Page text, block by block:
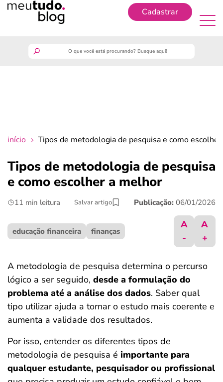
Cadastrar
crédito fácil
últimas notícias
ferramentas
início Tipos de metodologia de pesquisa e como
Tipos de metodologia de pesquisa
e como escolher a melhor
11 min leitura Salvar artigo Publicação: 06/01/2026
educação financeira finanças
A
-
A
+
A metodologia de pesquisa determina o percurso
lógico a ser seguido, desde a formulação do
problema até a análise dos dados. Saber qual
tipo utilizar ajuda a tornar o estudo mais coerente e
aumenta a validade dos resultados.
Por isso, entender os diferentes tipos de
metodologia de pesquisa é importante para
qualquer estudante, pesquisador ou profissional